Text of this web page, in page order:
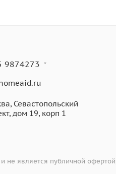
9874273
Севастопольский
дом 19, корп 1
является публичной